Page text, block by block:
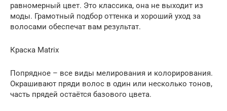
равномерный цвет. Это классика, она не выходит из
моды. Грамотный подбор оттенка и хороший уход за
волосами обеспечат вам результат.
Краска Matrix
Попрядное – все виды мелирования и колорирования.
Окрашивают пряди волос в один или несколько тонов,
часть прядей остаётся базового цвета.